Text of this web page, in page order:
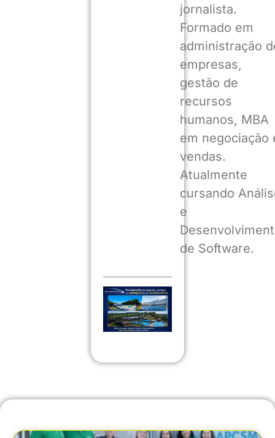
jornalista.
Formado em
administração
empresas,
gestão de
recursos
humanos, MBA
em negociação
vendas.
Atualmente
cursando
e
de Software.